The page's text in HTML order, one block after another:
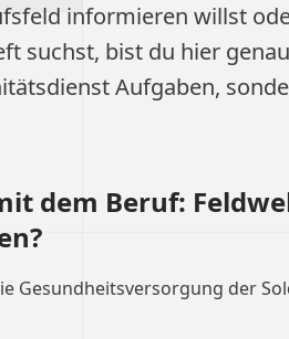
informieren willst
suchst, bist du hier
Aufgaben,
dem Beruf:
Gesundheitsversorgung der